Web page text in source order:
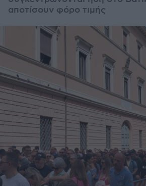
αποτίσουν φόρο τιμής